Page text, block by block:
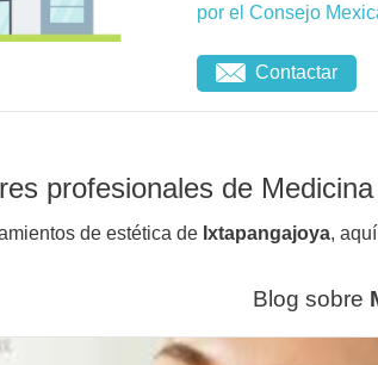
por el Consejo
Contactar
profesionales de
de estética de Ixtapangajoya,
Blog sobre